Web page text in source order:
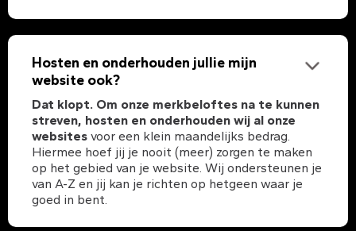
Hosten en onderhouden jullie mijn
website ook?
Dat klopt. Om onze merkbeloftes na te kunnen
streven, hosten en onderhouden wij al onze
websites voor een klein maandelijks bedrag.
Hiermee hoef jij je nooit (meer) zorgen te maken
op het gebied van je website. Wij ondersteunen je
van A-Z en jij kan je richten op hetgeen waar je
goed in bent.